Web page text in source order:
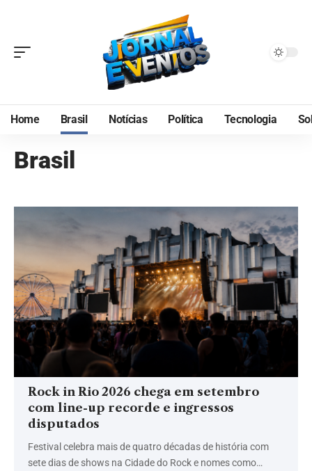
Home Brasil Notícias Política Tecnologia
Brasil
Rock in Rio 2026 chega em setembro
com line-up recorde e ingressos
disputados
Festival celebra mais de quatro décadas de história com
sete dias de shows na Cidade do Rock e nomes como…